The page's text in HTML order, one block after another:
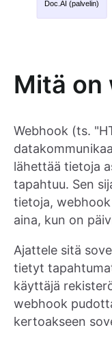
Mitä on
Webhook (ts.
lähettää tietoja
tapahtuu. Sen
tietoja,
aina, kun on
Ajattele sitä
tietyt
käyttäjä
webhook
kertoakseen